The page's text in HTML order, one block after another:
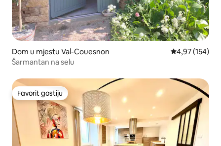
Dom u mjestu Val-Couesnon Prosječna
4,97 (154)
Šarmantan na selu
Favorit gostiju
Favorit gostiju